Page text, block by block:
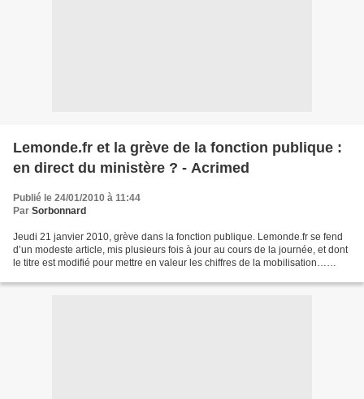
Lemonde.fr et la grève de la fonction publique :
en direct du ministère ? - Acrimed
Publié le 24/01/2010 à 11:44
Par Sorbonnard
Jeudi 21 janvier 2010, grève dans la fonction publique. Lemonde.fr se fend
d’un modeste article, mis plusieurs fois à jour au cours de la journée, et dont
le titre est modifié pour mettre en valeur les chiffres de la mobilisation…